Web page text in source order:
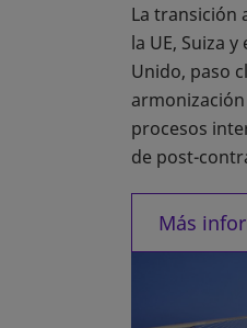
La transición
la UE, Suiza y
Unido, paso
procesos
de post-
Más